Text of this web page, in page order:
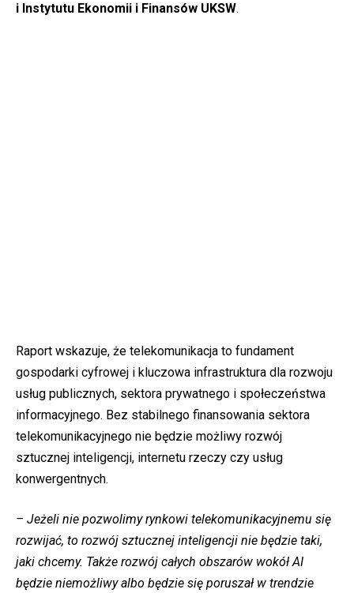
i Instytutu Ekonomii i Finansów UKSW.
Raport wskazuje, że telekomunikacja to fundament
gospodarki cyfrowej i kluczowa infrastruktura dla rozwoju
usług publicznych, sektora prywatnego i społeczeństwa
informacyjnego. Bez stabilnego finansowania sektora
telekomunikacyjnego nie będzie możliwy rozwój
sztucznej inteligencji, internetu rzeczy czy usług
konwergentnych.
– Jeżeli nie pozwolimy rynkowi telekomunikacyjnemu się
rozwijać, to rozwój sztucznej inteligencji nie będzie taki,
jaki chcemy. Także rozwój całych obszarów wokół AI
będzie niemożliwy albo będzie się poruszał w trendzie